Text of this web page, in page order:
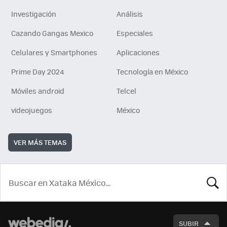
Investigación
Análisis
Cazando Gangas Mexico
Especiales
Celulares y Smartphones
Aplicaciones
Prime Day 2024
Tecnología en México
Móviles android
Telcel
videojuegos
México
VER MÁS TEMAS
SUBIR